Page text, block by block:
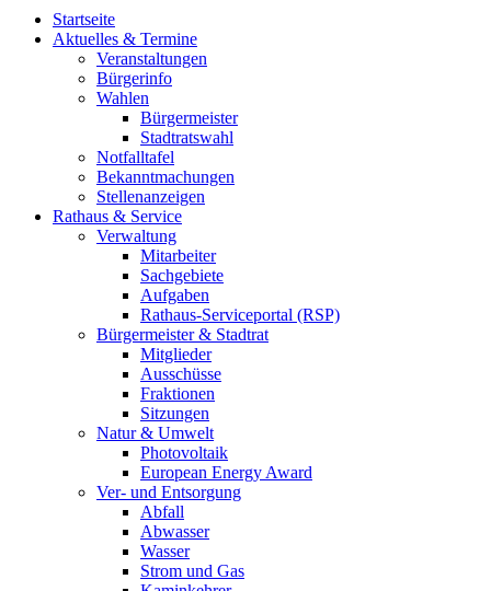
Startseite
Aktuelles & Termine
Veranstaltungen
Bürgerinfo
Wahlen
Bürgermeister
Stadtratswahl
Notfalltafel
Bekanntmachungen
Stellenanzeigen
Rathaus & Service
Verwaltung
Mitarbeiter
Sachgebiete
Aufgaben
Rathaus-Serviceportal (RSP)
Bürgermeister & Stadtrat
Mitglieder
Ausschüsse
Fraktionen
Sitzungen
Natur & Umwelt
Photovoltaik
European Energy Award
Ver- und Entsorgung
Abfall
Abwasser
Wasser
Strom und Gas